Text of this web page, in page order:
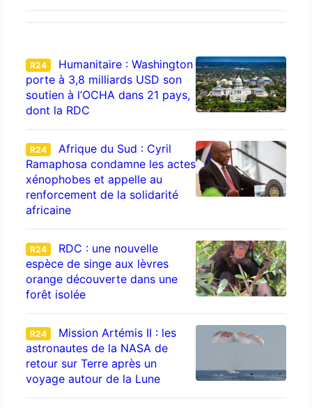
R24
Humanitaire : Washington
porte à 3,8 milliards USD son
soutien à l’OCHA dans 21 pays,
dont la RDC
R24
Afrique du Sud : Cyril
Ramaphosa condamne les actes
xénophobes et appelle au
renforcement de la solidarité
africaine
R24
RDC : une nouvelle
espèce de singe aux lèvres
orange découverte dans une
forêt isolée
R24
Mission Artémis II : les
astronautes de la NASA de
retour sur Terre après un
voyage autour de la Lune